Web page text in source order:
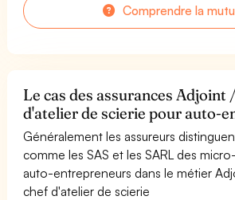
Comprendre la
Le cas des assurances
d'atelier de scierie pour auto-
Généralement les assureurs
comme les SAS et les SARL des
auto-entrepreneurs dans le métier
chef d'atelier de scierie